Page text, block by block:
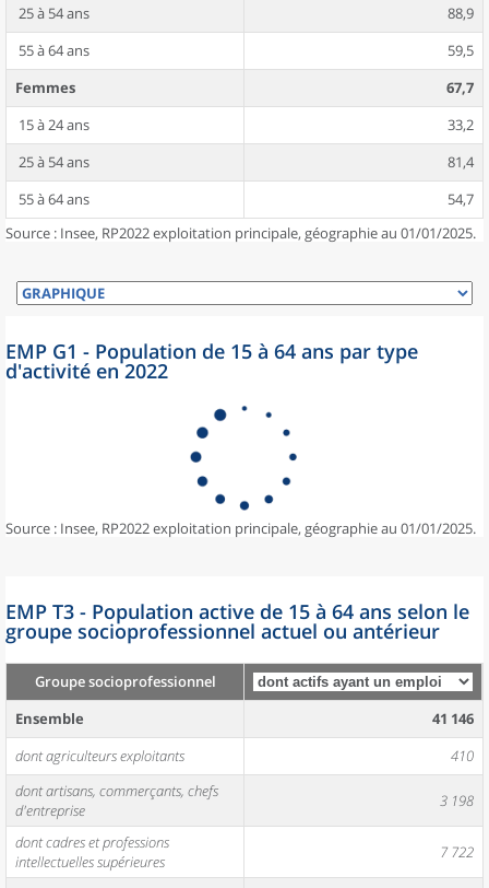
25 à 54 ans
88,9
55 à 64 ans
59,5
Femmes
67,7
15 à 24 ans
33,2
25 à 54 ans
81,4
55 à 64 ans
54,7
Source : Insee, RP2022 exploitation principale, géographie au 01/01/2025.
EMP G1 - Population de 15 à 64 ans par type
d'activité en 2022
Source : Insee, RP2022 exploitation principale, géographie au 01/01/2025.
EMP T3 - Population active de 15 à 64 ans selon le
groupe socioprofessionnel actuel ou antérieur
Groupe socioprofessionnel
Ensemble
41 146
dont agriculteurs exploitants
410
dont artisans, commerçants, chefs
d'entreprise
3 198
dont cadres et professions
intellectuelles supérieures
7 722